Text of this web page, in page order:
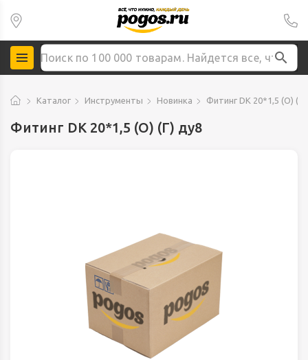
Каталог Инструменты Новинка Фитинг DK 20*1,5 (О) (Г)
Фитинг DK 20*1,5 (О) (Г) ду8